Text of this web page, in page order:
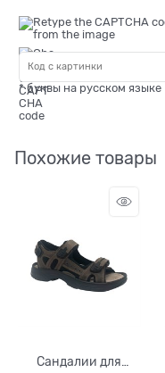
* буквы на русском языке
Похожие товары
Сандалии для